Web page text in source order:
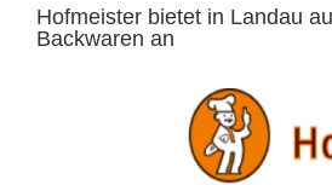
Hofmeister bietet in Landau
Backwaren an